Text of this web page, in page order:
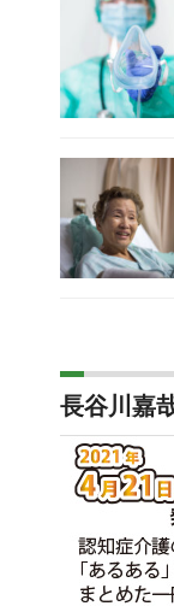
長谷川嘉